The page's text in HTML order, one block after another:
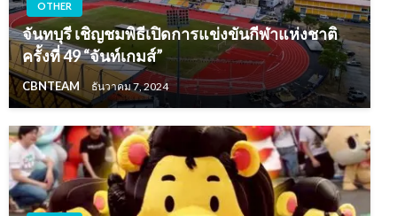
OTHER
จันทบุรี เชิญชมพิธีเปิดการแข่งขันกีฬาแห่งชาติ
ครั้งที่ 49 “จันท์เกมส์”
CBNTEAM ธันวาคม 7, 2024